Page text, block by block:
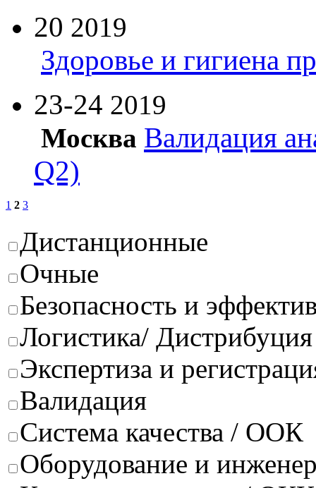
20 2019
Здоровье и гигиена
23-24 2019
Москва Валидация
Q2)
1 2 3
Дистанционные
Очные
Безопасность и
Логистика/
Экспертиза и
Валидация
Система качества / ООК
Оборудование и